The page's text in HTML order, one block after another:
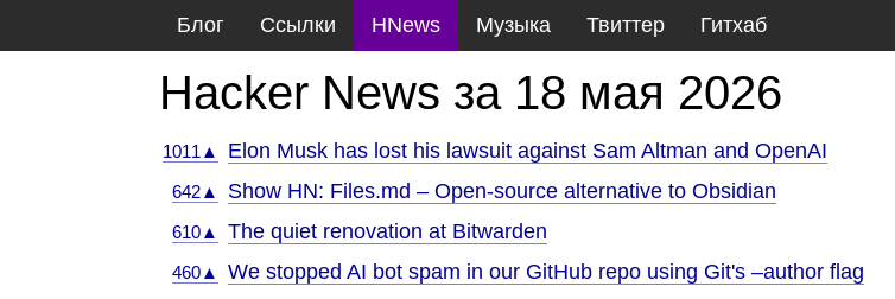
Блог Ссылки HNews Музыка Твиттер Гитхаб
Hacker News за 18 мая 2026
1011▲ Elon Musk has lost his lawsuit against Sam Altman and OpenAI
642▲ Show HN: Files.md – Open-source alternative to Obsidian
610▲ The quiet renovation at Bitwarden
460▲ We stopped AI bot spam in our GitHub repo using Git's –author flag